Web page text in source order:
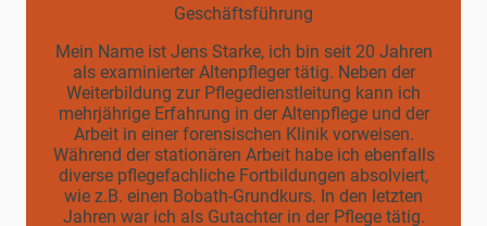
Geschäftsführung
Mein Name ist Jens Starke, ich bin seit 20 Jahren
als examinierter Altenpfleger tätig. Neben der
Weiterbildung zur Pflegedienstleitung kann ich
mehrjährige Erfahrung in der Altenpflege und der
Arbeit in einer forensischen Klinik vorweisen.
Während der stationären Arbeit habe ich ebenfalls
diverse pflegefachliche Fortbildungen absolviert,
wie z.B. einen Bobath-Grundkurs. In den letzten
Jahren war ich als Gutachter in der Pflege tätig.